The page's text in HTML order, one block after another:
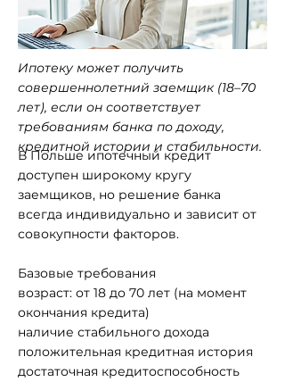
Ипотеку может получить
совершеннолетний заемщик (18–70
лет), если он соответствует
требованиям банка по доходу,
кредитной истории и стабильности.
В Польше ипотечный кредит
доступен широкому кругу
заемщиков, но решение банка
всегда индивидуально и зависит от
совокупности факторов.
Базовые требования
возраст: от 18 до 70 лет (на момент
окончания кредита)
наличие стабильного дохода
положительная кредитная история
достаточная кредитоспособность